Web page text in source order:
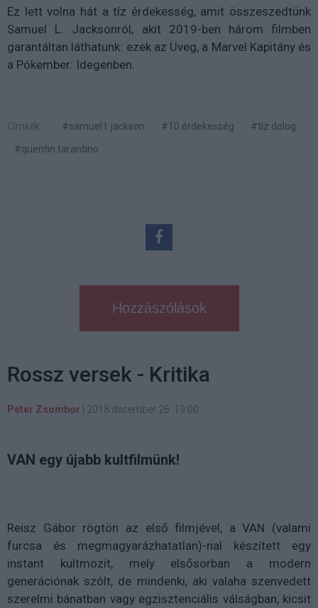
Ez lett volna hát a tíz érdekesség, amit összeszedtünk
Samuel L. Jacksonról, akit 2019-ben három filmben
garantáltan láthatunk: ezek az Üveg, a Marvel Kapitány és
a Pókember: Idegenben.
Címkék: #samuel l. jackson #10 érdekesség
#tíz dolog
#quentin tarantino
Hozzászólások
Rossz versek - Kritika
Péter Zsombor 2018 december 26. 19:00
VAN egy újabb kultfilmünk!
Reisz Gábor rögtön az első filmjével, a VAN (valami
furcsa és megmagyarázhatatlan)-nal készített egy
instant kultmozit, mely elsősorban a modern
generációnak szólt, de mindenki, aki valaha szenvedett
szerelmi bánatban vagy egzisztenciális válságban, kicsit